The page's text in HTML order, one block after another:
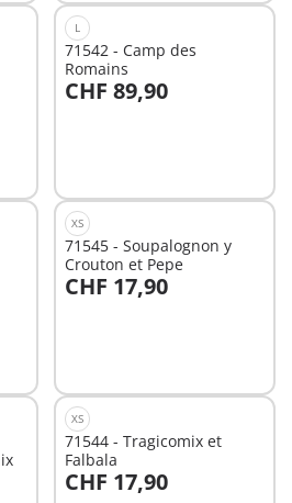
L
71542 - Camp des
Romains
CHF 89,90
Au panier
XS
71545 - Soupalognon y
Crouton et Pepe
CHF 17,90
Au panier
XS
71544 - Tragicomix et
Falbala
CHF 17,90
Au panier